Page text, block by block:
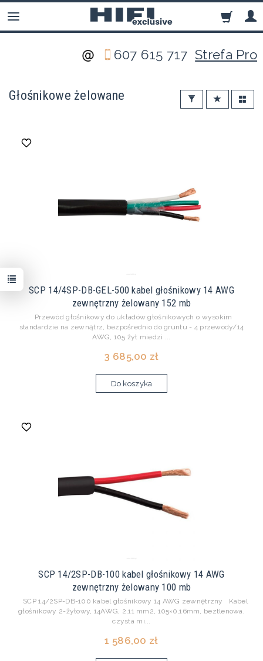
607 615 717Strefa Pro
Głośnikowe żelowane
SCP 14/4SP-DB-GEL-500 kabel głośnikowy 14 AWG
zewnętrzny żelowany 152 mb
Przewód głośnikowy do układów głośnikowych o wysokim
standardzie na zewnątrz, bezpośrednio do gruntu - 4 przewody/14
AWG, 105 żył miedzi ...
3 685,00 zł
Do koszyka
SCP 14/2SP-DB-100 kabel głośnikowy 14 AWG
zewnętrzny żelowany 100 mb
SCP 14/2SP-DB-100 kabel głośnikowy 14 AWG zewnętrzny Kabel
głośnikowy 2-żyłowy, 14AWG, 2,11 mm2, 105×0,16mm, beztlenowa,
czysta mi...
1 586,00 zł